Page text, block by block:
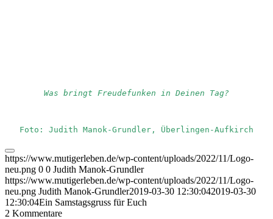
Was bringt Freudefunken in Deinen Tag?
Foto: Judith Manok-Grundler, Überlingen-Aufkirch
https://www.mutigerleben.de/wp-content/uploads/2022/11/Logo-
neu.png 0 0 Judith Manok-Grundler
https://www.mutigerleben.de/wp-content/uploads/2022/11/Logo-
neu.png Judith Manok-Grundler2019-03-30 12:30:042019-03-30
12:30:04Ein Samstagsgruss für Euch
2 Kommentare